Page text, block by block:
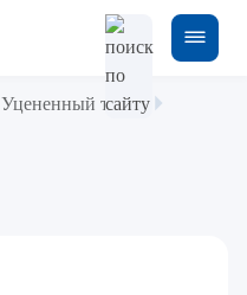
Уцененный товар